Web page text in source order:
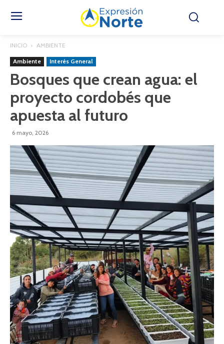
INICIO AMBIENTE
Ambiente Interés General
Bosques que crean agua: el
proyecto cordobés que
apuesta al futuro
6 mayo, 2026